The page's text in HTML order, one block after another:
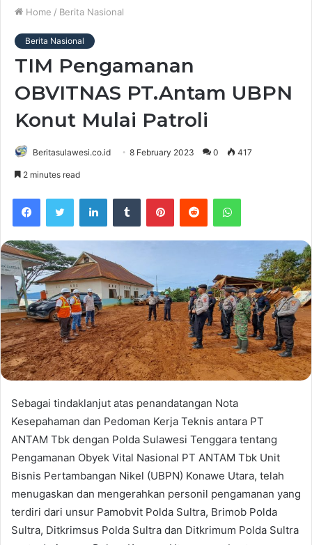
Home / Berita Nasional
Berita Nasional
TIM Pengamanan
OBVITNAS PT.Antam UBPN
Konut Mulai Patroli
Beritasulawesi.co.id 8 February 2023 0 417
2 minutes read
Sebagai tindaklanjut atas penandatangan Nota
Kesepahaman dan Pedoman Kerja Teknis antara PT
ANTAM Tbk dengan Polda Sulawesi Tenggara tentang
Pengamanan Obyek Vital Nasional PT ANTAM Tbk Unit
Bisnis Pertambangan Nikel (UBPN) Konawe Utara, telah
menugaskan dan mengerahkan personil pengamanan yang
terdiri dari unsur Pamobvit Polda Sultra, Brimob Polda
Sultra, Ditkrimsus Polda Sultra dan Ditkrimum Polda Sultra